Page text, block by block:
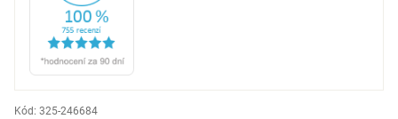
Kód: 325-246684